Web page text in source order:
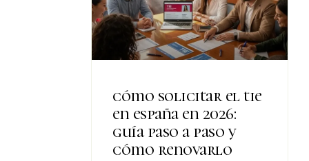
cómo solicitar el tie
en españa en 2026:
guía paso a paso y
cómo renovarlo